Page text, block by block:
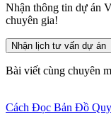
Nhận thông tin dự án
chuyên gia!
Nhận lịch tư vấn dự án
Bài viết cùng chuyên
Cách Đọc Bản Đồ